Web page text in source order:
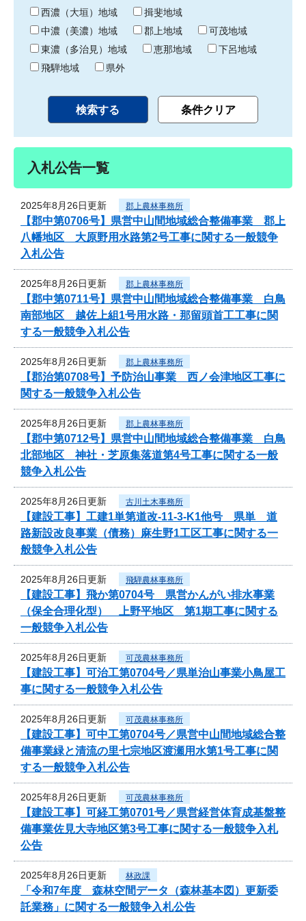
り 西濃（大垣）地域
揖斐地域
中濃（美濃）地域
郡上地域
可茂地域
東濃（多治見）地域
恵那地域
下呂地域
飛騨地域
県外
入札公告一覧
2025年8月26日更新 郡上農林事務所
【郡中第0706号】県営中山間地域総合整備事業 郡上
八幡地区 大原野用水路第2号工事に関する一般競争
入札公告
2025年8月26日更新 郡上農林事務所
【郡中第0711号】県営中山間地域総合整備事業 白鳥
南部地区 越佐上組1号用水路・那留頭首工工事に関
する一般競争入札公告
2025年8月26日更新 郡上農林事務所
【郡治第0708号】予防治山事業 西ノ会津地区工事に
関する一般競争入札公告
2025年8月26日更新 郡上農林事務所
【郡中第0712号】県営中山間地域総合整備事業 白鳥
北部地区 神社・芝原集落道第4号工事に関する一般
競争入札公告
2025年8月26日更新 古川土木事務所
【建設工事】工建1単第道改-11-3-K1他号 県単 道
路新設改良事業（債務）麻生野1工区工事に関する一
般競争入札公告
2025年8月26日更新 飛騨農林事務所
【建設工事】飛か第0704号 県営かんがい排水事業
（保全合理化型） 上野平地区 第1期工事に関する
一般競争入札公告
2025年8月26日更新 可茂農林事務所
【建設工事】可治工第0704号／県単治山事業小鳥屋工
事に関する一般競争入札公告
2025年8月26日更新 可茂農林事務所
【建設工事】可中工第0704号／県営中山間地域総合整
備事業緑と清流の里七宗地区渡瀬用水第1号工事に関
する一般競争入札公告
2025年8月26日更新 可茂農林事務所
【建設工事】可経工第0701号／県営経営体育成基盤整
備事業佐見大寺地区第3号工事に関する一般競争入札
公告
2025年8月26日更新 林政課
「令和7年度 森林空間データ（森林基本図）更新委
託業務」に関する一般競争入札公告